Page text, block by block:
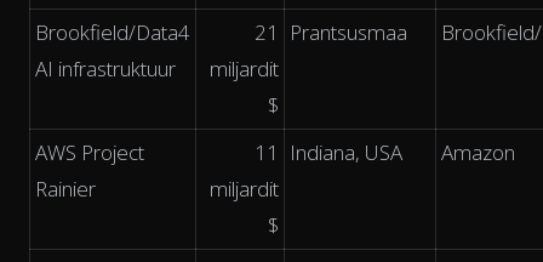
Brookfield/Data4
AI infrastruktuur
21
miljardit
$
Prantsusmaa
AWS Project
Rainier
11
miljardit
$
Indiana, USA Amazon